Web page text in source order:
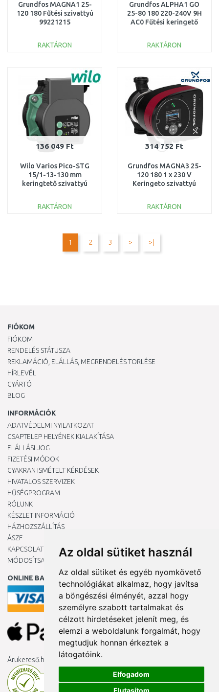
Az oldal sütiket használ
Az oldal sütiket és egyéb nyomkövető
technológiákat alkalmaz, hogy javítsa
a böngészési élményét, azzal hogy
személyre szabott tartalmakat és
célzott hirdetéseket jelenít meg, és
elemzi a weboldalunk forgalmát, hogy
megtudjuk honnan érkeztek a
látogatóink.
Elfogadom
Elutasítom
Grundfos MAGNA1 25-
120 180 Fűtési szivattyú
99221215
RAKTÁRON
Összehasonlítás
Grundfos ALPHA1 GO
25-80 180 220-240V 9H
AC0 Fűtési keringető
RAKTÁRON
136 049 Ft
Wilo Varios Pico-STG
15/1-13-130 mm
keringtető szivattyú
RAKTÁRON
Összehasonlítás
314 752 Ft
Grundfos MAGNA3 25-
120 180 1 x 230 V
Keringeto szivattyú
RAKTÁRON
Összehasonlítás
1 2 3 > >|
FIÓKOM
FIÓKOM
RENDELÉS STÁTUSZA
REKLAMÁCIÓ, ELÁLLÁS, MEGRENDELÉS TÖRLÉSE
HÍRLEVÉL
GYÁRTÓ
BLOG
INFORMÁCIÓK
ADATVÉDELMI NYILATKOZAT
CSAPTELEP HELYÉNEK KIALAKÍTÁSA
ELÁLLÁSI JOG
FIZETÉSI MÓDOK
GYAKRAN ISMÉTELT KÉRDÉSEK
HIVATALOS SZERVIZEK
HŰSÉGPROGRAM
RÓLUNK
KÉSZLET INFORMÁCIÓ
HÁZHOZSZÁLLÍTÁS
ÁSZF
KAPCSOLAT
MÓDOSÍTSA A COOKIE-BEÁLLÍTÁSAIMAT
ONLINE BANKKÁRTYÁVAL
Árukereső.hu